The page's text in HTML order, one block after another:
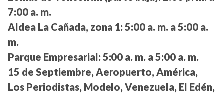
7:00 a. m.
Aldea La Cañada, zona 1: 5:00 a. m. a 5:00 a.
m.
Parque Empresarial: 5:00 a. m. a 5:00 a. m.
15 de Septiembre, Aeropuerto, América,
Los Periodistas, Modelo, Venezuela, El Edén,